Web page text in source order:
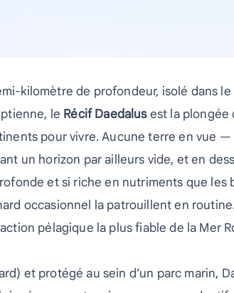
kilomètre de profondeur, isolé dans le
le Récif Daedalusest la plongée
pour vivre. Aucune terre en vue —
un horizon par ailleurs vide, et en
et si riche en nutriments que les
occasionnel la patrouillent en
pélagique la plus fiable de la Mer
et protégé au sein d’un parc marin,